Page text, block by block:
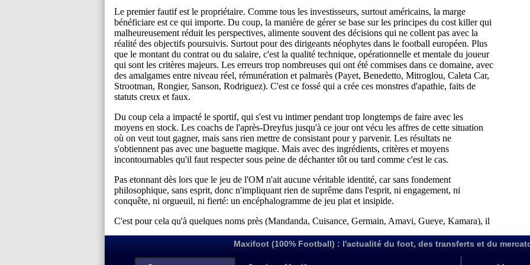
Maxifoot (100% Football) : l'actualité du foot, des transferts et du